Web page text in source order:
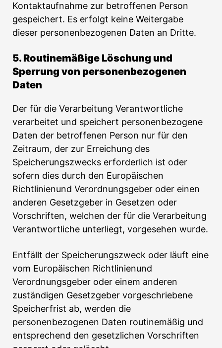
Kontaktaufnahme zur betroffenen Person
gespeichert. Es erfolgt keine Weitergabe
dieser personenbezogenen Daten an Dritte.
5. Routinemäßige Löschung und
Sperrung von personenbezogenen
Daten
Der für die Verarbeitung Verantwortliche
verarbeitet und speichert personenbezogene
Daten der betroffenen Person nur für den
Zeitraum, der zur Erreichung des
Speicherungszwecks erforderlich ist oder
sofern dies durch den Europäischen
Richtlinienund Verordnungsgeber oder einen
anderen Gesetzgeber in Gesetzen oder
Vorschriften, welchen der für die Verarbeitung
Verantwortliche unterliegt, vorgesehen wurde.
Entfällt der Speicherungszweck oder läuft eine
vom Europäischen Richtlinienund
Verordnungsgeber oder einem anderen
zuständigen Gesetzgeber vorgeschriebene
Speicherfrist ab, werden die
personenbezogenen Daten routinemäßig und
entsprechend den gesetzlichen Vorschriften